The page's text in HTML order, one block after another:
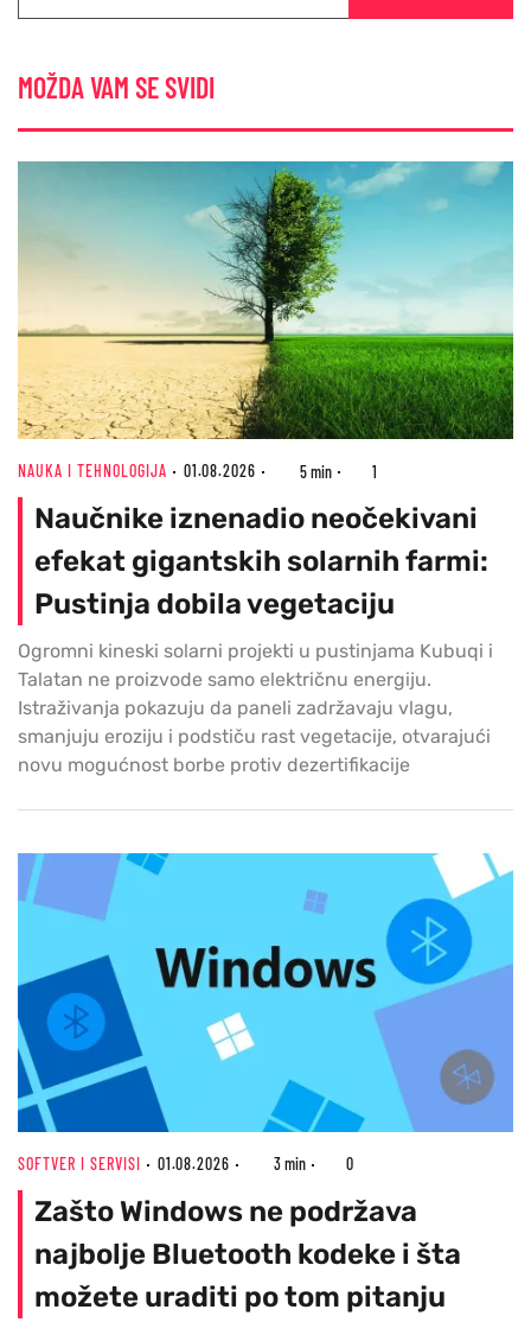
MOŽDA VAM SE SVIDI
NAUKA I TEHNOLOGIJA 01.08.2026 5 min 1
Naučnike iznenadio neočekivani
efekat gigantskih solarnih farmi:
Pustinja dobila vegetaciju
Ogromni kineski solarni projekti u pustinjama Kubuqi i
Talatan ne proizvode samo električnu energiju.
Istraživanja pokazuju da paneli zadržavaju vlagu,
smanjuju eroziju i podstiču rast vegetacije, otvarajući
novu mogućnost borbe protiv dezertifikacije
SOFTVER I SERVISI 01.08.2026 3 min 0
Zašto Windows ne podržava
najbolje Bluetooth kodeke i šta
možete uraditi po tom pitanju